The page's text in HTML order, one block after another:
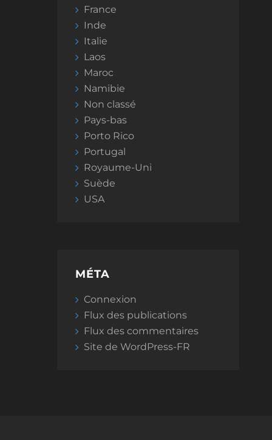
France
Inde
Italie
Laos
Maroc
Namibie
Non classé
Pays-bas
Porto Rico
Portugal
Royaume-Uni
Suède
USA
MÉTA
Connexion
Flux des publications
Flux des commentaires
Site de WordPress-FR